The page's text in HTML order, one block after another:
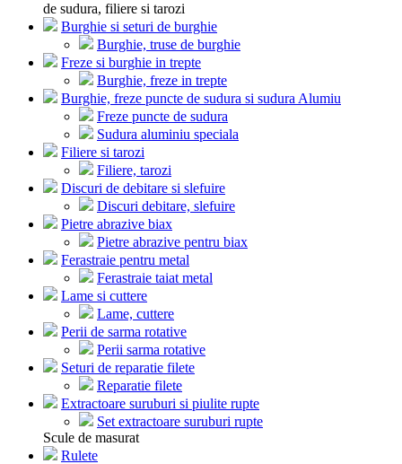
de sudura, filiere si tarozi
Burghie si seturi de burghie
Burghie, truse de burghie
Freze si burghie in trepte
Burghie, freze in trepte
Burghie, freze puncte de sudura si sudura Alumiu
Freze puncte de sudura
Sudura aluminiu speciala
Filiere si tarozi
Filiere, tarozi
Discuri de debitare si slefuire
Discuri debitare, slefuire
Pietre abrazive biax
Pietre abrazive pentru biax
Ferastraie pentru metal
Ferastraie taiat metal
Lame si cuttere
Lame, cuttere
Perii de sarma rotative
Perii sarma rotative
Seturi de reparatie filete
Reparatie filete
Extractoare suruburi si piulite rupte
Set extractoare suruburi rupte
Scule de masurat
Rulete